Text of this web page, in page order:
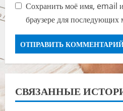
Сохранить моё имя, email
браузере для
СВЯЗАННЫЕ